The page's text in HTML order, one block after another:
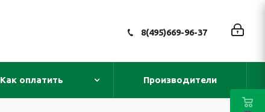
8(495)669-96-37
Как оплатить Производители